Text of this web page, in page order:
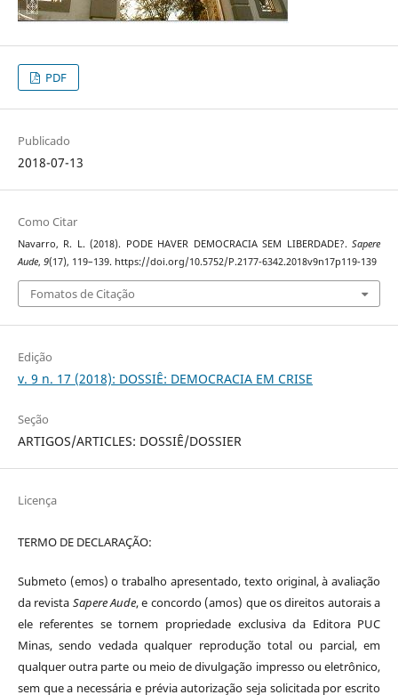
PDF
Publicado
2018-07-13
Como Citar
Navarro, R. L. (2018). PODE HAVER DEMOCRACIA SEM LIBERDADE?.Sapere
Aude, 9(17), 119–139. https://doi.org/10.5752/P.2177-6342.2018v9n17p119-139
Fomatos de Citação
Edição
v. 9 n. 17 (2018): DOSSIÊ: DEMOCRACIA EM CRISE
Seção
ARTIGOS/ARTICLES: DOSSIÊ/DOSSIER
Licença
TERMO DE DECLARAÇÃO:
Submeto (emos) o trabalho apresentado, texto original, à avaliação
da revista Sapere Aude, e concordo (amos) que os direitos autorais a
ele referentes se tornem propriedade exclusiva da Editora PUC
Minas, sendo vedada qualquer reprodução total ou parcial, em
qualquer outra parte ou meio de divulgação impresso ou eletrônico,
sem que a necessária e prévia autorização seja solicitada por escrito